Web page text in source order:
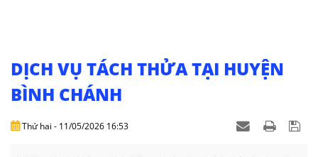
DỊCH
VỤ
VĂN
BẢN
DỊCH VỤ TÁCH THỬA TẠI HUYỆN
BÌNH CHÁNH
Thứ hai - 11/05/2026 16:53